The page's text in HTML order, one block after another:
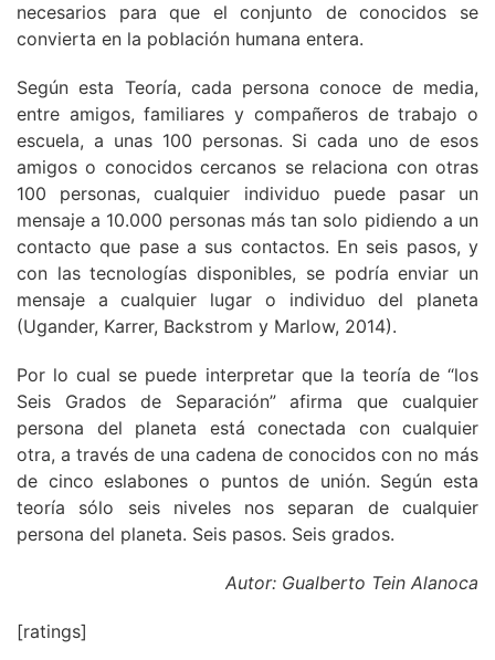
necesarios para que el conjunto de conocidos se
convierta en la población humana entera.
Según esta Teoría, cada persona conoce de media,
entre amigos, familiares y compañeros de trabajo o
escuela, a unas 100 personas. Si cada uno de esos
amigos o conocidos cercanos se relaciona con otras
100 personas, cualquier individuo puede pasar un
mensaje a 10.000 personas más tan solo pidiendo a un
contacto que pase a sus contactos. En seis pasos, y
con las tecnologías disponibles, se podría enviar un
mensaje a cualquier lugar o individuo del planeta
(Ugander, Karrer, Backstrom y Marlow, 2014).
Por lo cual se puede interpretar que la teoría de “los
Seis Grados de Separación” afirma que cualquier
persona del planeta está conectada con cualquier
otra, a través de una cadena de conocidos con no más
de cinco eslabones o puntos de unión. Según esta
teoría sólo seis niveles nos separan de cualquier
persona del planeta. Seis pasos. Seis grados.
Autor: Gualberto Tein Alanoca
[ratings]